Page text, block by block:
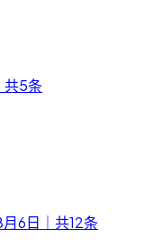
共5条
6日｜共12条